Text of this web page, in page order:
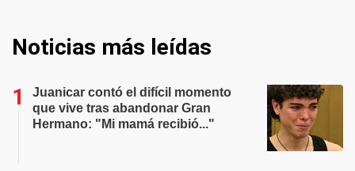
Noticias más leídas
Juanicar contó el difícil momento
que vive tras abandonar Gran
Hermano: "Mi mamá recibió..."